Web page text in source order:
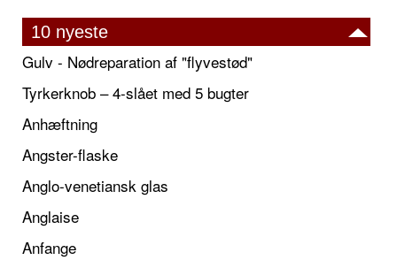
10 nyeste
Gulv - Nødreparation af "flyvestød"
Tyrkerknob – 4-slået med 5 bugter
Anhæftning
Angster-flaske
Anglo-venetiansk glas
Anglaise
Anfange